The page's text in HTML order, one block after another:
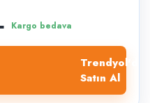
Kargo bedava
Trendyol'dan
Satın Al